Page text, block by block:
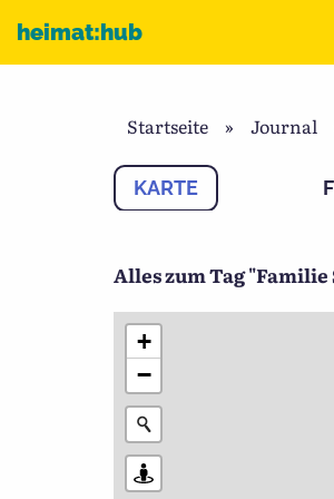
heimat:hub
Startseite » Journal
KARTE
Alles zum Tag
+
−